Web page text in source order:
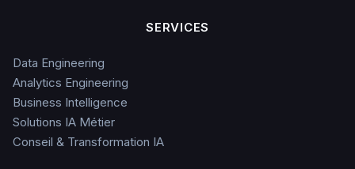
SERVICES
Data Engineering
Analytics Engineering
Business Intelligence
Solutions IA Métier
Conseil & Transformation IA